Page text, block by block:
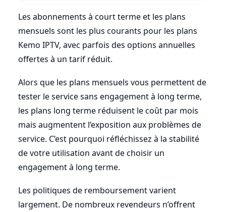
Les abonnements à court terme et les plans
mensuels sont les plus courants pour les plans
Kemo IPTV, avec parfois des options annuelles
offertes à un tarif réduit.
Alors que les plans mensuels vous permettent de
tester le service sans engagement à long terme,
les plans long terme réduisent le coût par mois
mais augmentent l’exposition aux problèmes de
service. C’est pourquoi réfléchissez à la stabilité
de votre utilisation avant de choisir un
engagement à long terme.
Les politiques de remboursement varient
largement. De nombreux revendeurs n’offrent